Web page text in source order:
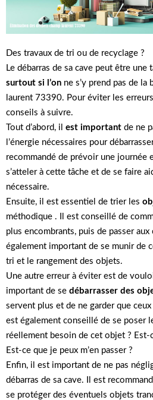
Des travaux de tri ou de recyclage ?
Le débarras de sa cave peut être une
surtout si l’on ne s’y prend pas de la
laurent 73390. Pour éviter les
conseils à suivre.
Tout d’abord, il est important de ne
l’énergie nécessaires pour
recommandé de prévoir une journée
s’atteler à cette tâche et de se faire
nécessaire.
Ensuite, il est essentiel de trier les
méthodique . Il est conseillé de
plus encombrants, puis de passer
également important de se munir de
tri et le rangement des objets.
Une autre erreur à éviter est de
important de se débarrasser des
servent plus et de ne garder que
est également conseillé de se poser
réellement besoin de cet objet ? Est-
Est-ce que je peux m’en passer ?
Enfin, il est important de ne pas
débarras de sa cave. Il est
se protéger des éventuels objets